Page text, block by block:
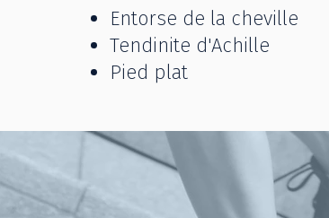
Entorse de la cheville
Tendinite d'Achille
Pied plat